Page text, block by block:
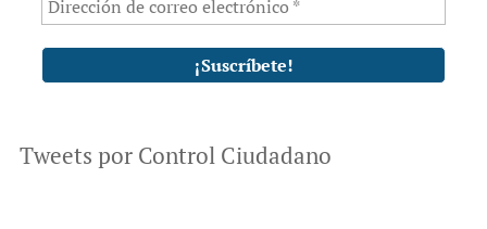
Tweets por Control Ciudadano